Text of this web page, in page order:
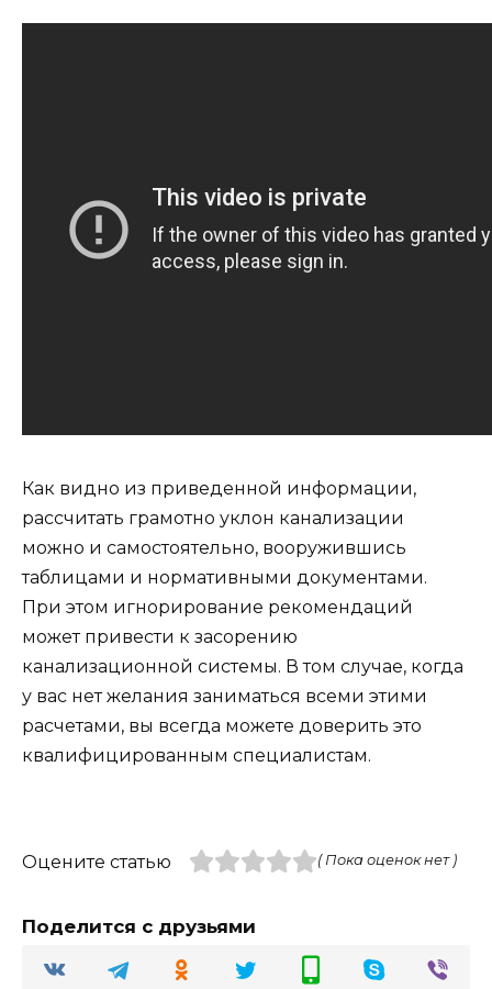
Как видно из приведенной информации,
рассчитать грамотно уклон канализации
можно и самостоятельно, вооружившись
таблицами и нормативными документами.
При этом игнорирование рекомендаций
может привести к засорению
канализационной системы. В том случае, когда
у вас нет желания заниматься всеми этими
расчетами, вы всегда можете доверить это
квалифицированным специалистам.
Оцените статью ( Пока оценок нет )
Поделится с друзьями